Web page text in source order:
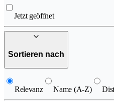
Jetzt geöffnet
Sortieren nach
Relevanz Name (A-Z)